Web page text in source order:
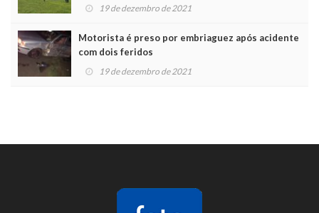
19 de dezembro de 2021
Motorista é preso por embriaguez após acidente
com dois feridos
19 de dezembro de 2021